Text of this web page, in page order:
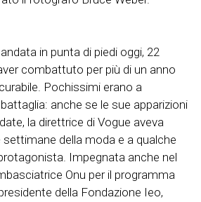
in punta di piedi oggi, 22
combattuto per più di un anno
Pochissimi erano a
anche se le sue apparizioni
la direttrice di Vogue aveva
della moda e a qualche
Impegnata anche nel
Onu per il programma
della Fondazione Ieo,